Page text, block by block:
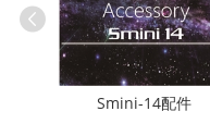
Smini-14配件